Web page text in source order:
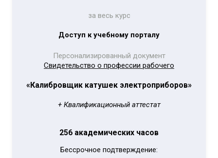
за весь курс
Доступ к учебному порталу
Персонализированный документ
Свидетельство о профессии рабочего
«Калибровщик катушек электроприборов»
+ Квалификационный аттестат
256 академических часов
Бессрочное подтверждение: